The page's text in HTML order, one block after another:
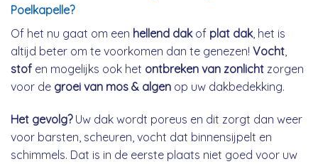
Poelkapelle?
Of het nu gaat om een hellend dakof plat dak, het is
altijd beter om te voorkomen dan te genezen! Vocht
stof en mogelijks ook het ontbreken van zonlicht zorgen
voor de groei van mos & algen op uw dakbedekking.
Het gevolg?Uw dak wordt poreus en dit zorgt dan weer
voor barsten, scheuren, vocht dat binnensijpelt en
schimmels. Dat is in de eerste plaats niet goed voor uw